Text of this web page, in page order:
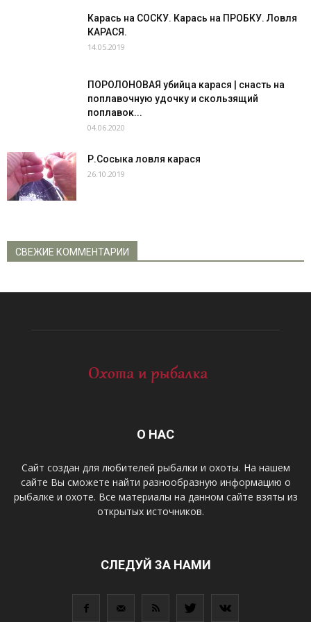
Карась на СОСКУ. Карась на ПРОБКУ. Ловля
КАРАСЯ.
14.05.2019
ПОРОЛОНОВАЯ убийца карася | снасть на
поплавочную удочку и скользящий
поплавок...
04.06.2020
Р.Сосыка ловля карася
26.10.2019
СВЕЖИЕ КОММЕНТАРИИ
О НАС
Сайт создан для любителей рыбалки и охоты. На нашем
сайте Вы сможете найти разнообразную информацию о
рыбалке и охоте. Все материалы на данном сайте взяты из
открытых источников.
СЛЕДУЙ ЗА НАМИ